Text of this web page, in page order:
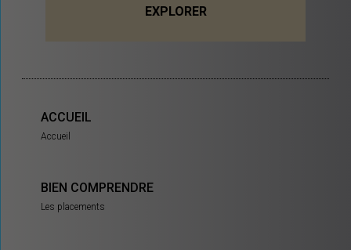
EXPLORER
ACCUEIL
Accueil
BIEN COMPRENDRE
Les placements